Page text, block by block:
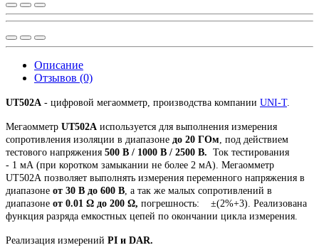
Описание
Отзывов (0)
UT502A - цифровой мегаомметр, производства компании UNI-T.
Мегаомметр UT502A используется для выполнения измерения
сопротивления изоляции в диапазоне до 20 ГОм , под действием
тестового напряжения 500 В / 1000 В / 2500 В. Ток тестирования
- 1 мА (при коротком замыкании не более 2 мА). Мегаомметр
UT502A позволяет выполнять измерения переменного напряжения в
диапазоне от 30 В до 600 В , а так же малых сопротивлений в
диапазоне от 0.01 Ω до 200 Ω, погрешность: ±(2%+3). Реализована
функция разряда емкостных цепей по окончании цикла измерения.
Реализация измерений PI и DAR.